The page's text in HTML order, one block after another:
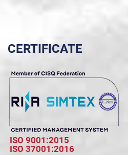
CERTIFICATE
ISO 9001:2015
ISO 37001:2016